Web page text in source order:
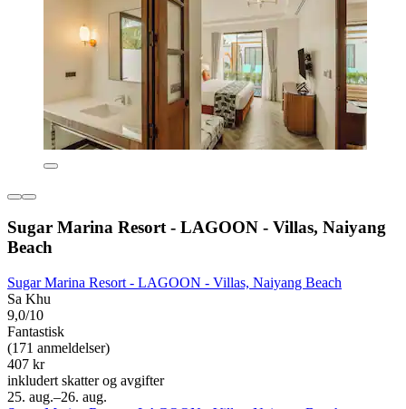
Sugar Marina Resort - LAGOON - Villas, Naiyang
Beach
Sugar Marina Resort - LAGOON - Villas, Naiyang Beach
Sa Khu
9,0/10
Fantastisk
(171 anmeldelser)
407 kr
inkludert skatter og avgifter
25. aug.–26. aug.